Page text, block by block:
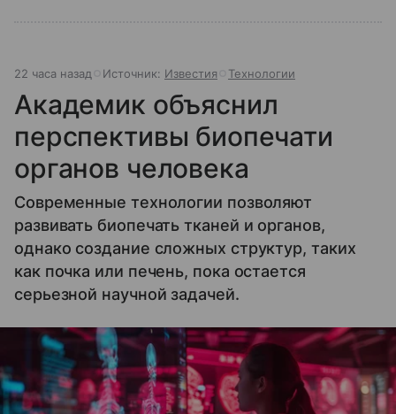
22 часа назад Источник: Известия Технологии
Академик объяснил
перспективы биопечати
органов человека
Современные технологии позволяют
развивать биопечать тканей и органов,
однако создание сложных структур, таких
как почка или печень, пока остается
серьезной научной задачей.